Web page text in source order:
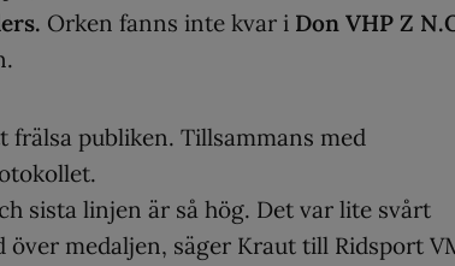
Orken fanns inte kvar i Don VHP Z
publiken. Tillsammans med
sista linjen är så hög. Det var lite svårt
över medaljen, säger Kraut till Ridsport